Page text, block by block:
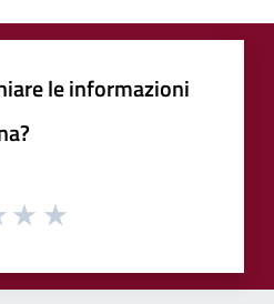
le informazioni